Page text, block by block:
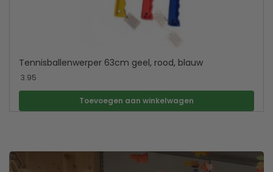
Tennisballenwerper 63cm geel, rood, blauw
3.95
Toevoegen aan winkelwagen